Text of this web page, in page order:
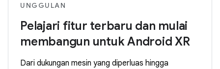
UNGGULAN
Pelajari fitur terbaru dan mulai
membangun untuk Android XR
Dari dukungan mesin yang diperluas hingga